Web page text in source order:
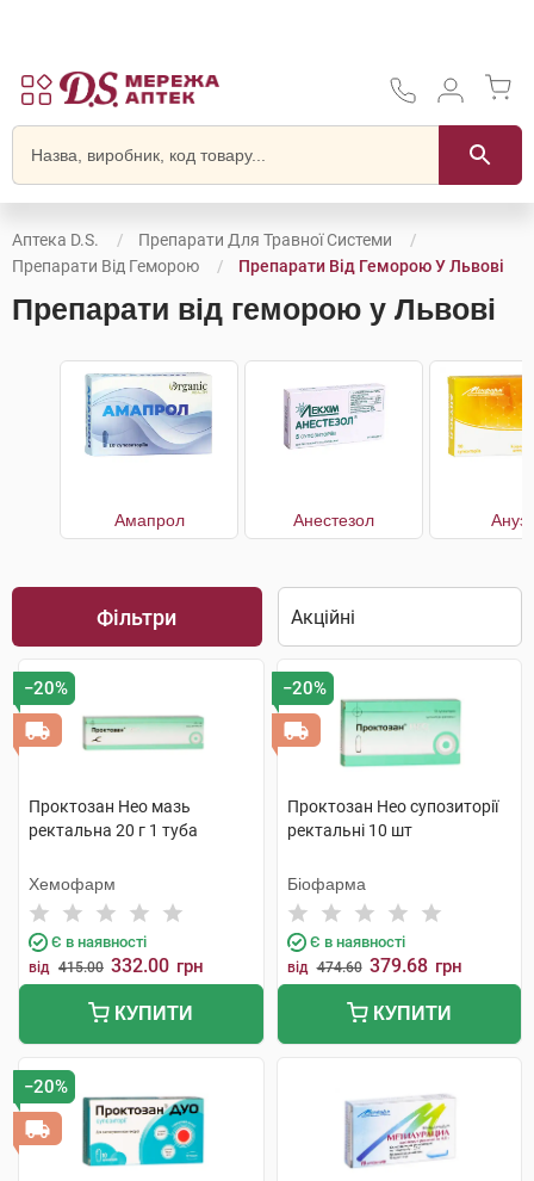
Аптека D.S.
Препарати Для Травної Системи
Препарати Від Геморою
Препарати Від Геморою У Львові
Препарати від геморою у Львові
Амапрол Анестезол
Фільтри
−20%
Проктозан Нео мазь
ректальна 20 г 1 туба
Хемофарм
Є в наявності
від 415.00 332.00 грн
КУПИТИ
−20%
Проктозан Нео супозиторії
ректальні 10 шт
Біофарма
Є в наявності
від 474.60 379.68 грн
КУПИТИ
−20%